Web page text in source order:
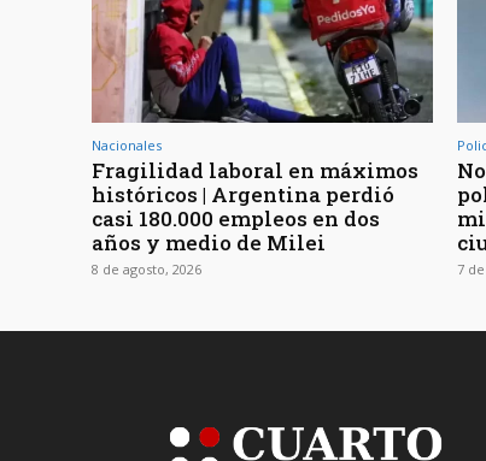
Nacionales
Fragilidad laboral en máximos
históricos | Argentina perdió
casi 180.000 empleos en dos
años y medio de Milei
8 de agosto, 2026 7